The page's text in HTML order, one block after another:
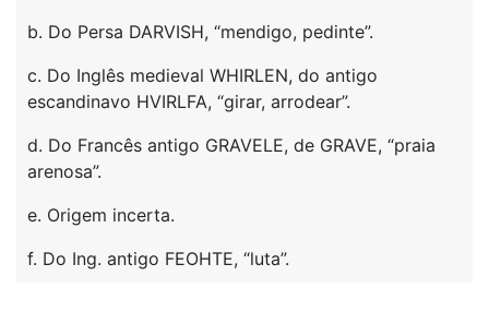
b. Do Persa DARVISH, “mendigo, pedinte”.
c. Do Inglês medieval WHIRLEN, do antigo
escandinavo HVIRLFA, “girar, arrodear”.
d. Do Francês antigo GRAVELE, de GRAVE, “praia
arenosa”.
e. Origem incerta.
f. Do Ing. antigo FEOHTE, “luta”.